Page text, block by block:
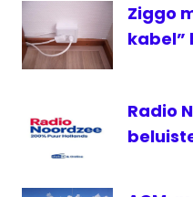
zenderwijzigingen
National
Geographic
Ziggo
kabel”
Radio